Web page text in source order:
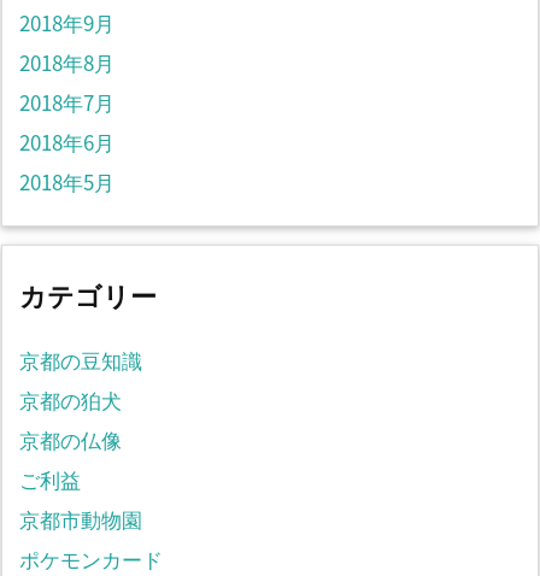
2018年9月
2018年8月
2018年7月
2018年6月
2018年5月
カテゴリー
京都の豆知識
京都の狛犬
京都の仏像
ご利益
京都市動物園
ポケモンカード